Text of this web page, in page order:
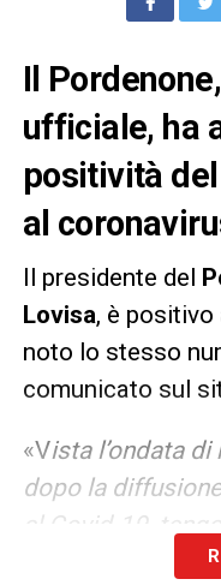
Il
ufficiale, ha
positività
al
Il presidente del
Lovisa, è positivo
noto lo stesso
comunicato sul
«Vista l’ondata
dopo la
al Covid-19,
In primis per